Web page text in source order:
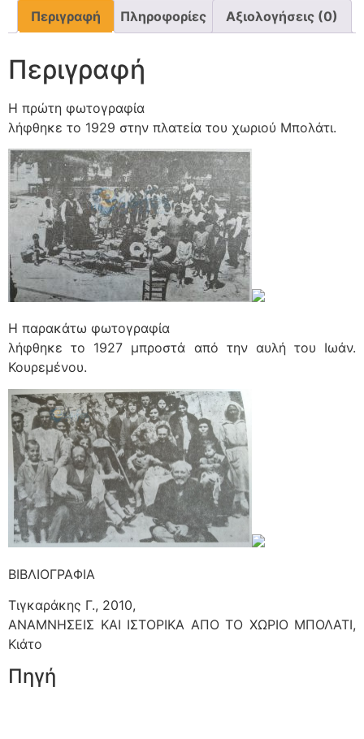
Περιγραφή Πληροφορίες Αξιολογήσεις (0)
Περιγραφή
Η πρώτη φωτογραφία
λήφθηκε το 1929 στην πλατεία του χωριού Μπολάτι.
Η παρακάτω φωτογραφία
λήφθηκε το 1927 μπροστά από την αυλή του Ιωάν.
Κουρεμένου.
ΒΙΒΛΙΟΓΡΑΦΙΑ
Τιγκαράκης Γ., 2010,
ΑΝΑΜΝΗΣΕΙΣ ΚΑΙ ΙΣΤΟΡΙΚΑ ΑΠΟ ΤΟ ΧΩΡΙΟ ΜΠΟΛΑΤΙ,
Κιάτο
Πηγή